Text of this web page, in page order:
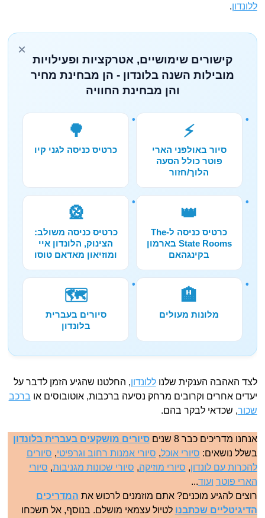
ללונדון.
×
קישורים שימושיים, אטרקציות ופעילויות
מובילות השנה בלונדון - הן מבחינת מחיר
והן מבחינת החוויה
⚡
סיור באולפני הארי
פוטר כולל הסעה
הלוך/חזור
🌳
כרטיס כניסה לגני קיו
👑
כרטיס כניסה ל-The
State Rooms בארמון
בקינגהאם
🎡
כרטיס כניסה משולב:
הצינוק, הלונדון איי
ומוזיאון מאדאם טוסו
🏨
מלונות מעולים
🗺️
סיורים בעברית
בלונדון
לצד האהבה הענקית שלנוללונדון, החלטנו שהגיע הזמן לדבר על
יעדים אחרים וקרובים מרחק נסיעה ברכבות, אוטובוסים או ברכב
שכור, שכדאי לבקר בהם.
אנחנו מדריכים כבר 8 שנים
סיורים מושקעים בעברית בלונדון
בשלל נושאים: סיורי אוכל, סיורי אמנות רחוב וגרפיטי, סיורים
להכרות עם לונדון, סיורי מוזיקה, סיורי שכונות מגניבות, סיורי
הארי פוטר ועוד...
רוצים להגיע מוכנים? אתם מוזמנים לרכוש את המדריכים
הדיגיטליים שכתבנו לטיול עצמאי מושלם. בנוסף, אל תשכחו